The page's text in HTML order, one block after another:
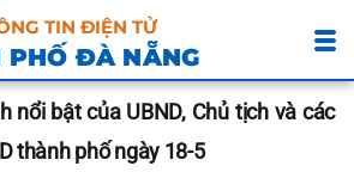
TIN ĐIỆN TỬ
PHỐ ĐÀ NẴNG
nổi bật của UBND, Chủ tịch và các
thành phố ngày 18-5